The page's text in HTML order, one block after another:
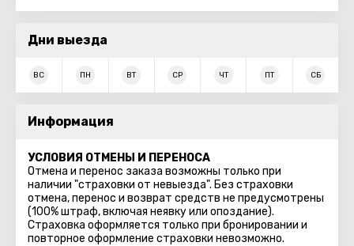
Дни выезда
ВС ПН ВТ СР ЧТ ПТ СБ
Информация
УСЛОВИЯ ОТМЕНЫ И ПЕРЕНОСА
Отмена и перенос заказа возможны только при
наличии "страховки от невыезда". Без страховки
отмена, перенос и возврат средств не предусмотрены
(100% штраф, включая неявку или опоздание).
Страховка оформляется только при бронировании и
повторное оформление страховки невозможно.